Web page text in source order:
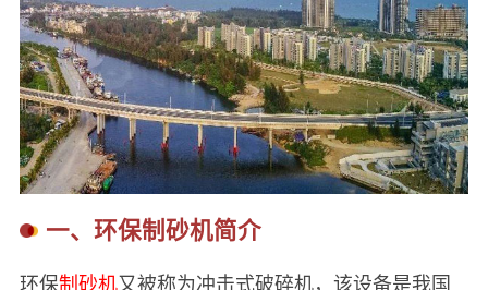
一、环保制砂机简介
环保制砂机又被称为冲击式破碎机，该设备是我国